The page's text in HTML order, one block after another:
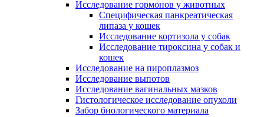
Исследование гормонов у животных
Специфическая панкреатическая
липаза у кошек
Исследование кортизола у собак
Исследование тироксина у собак и
кошек
Исследование на пироплазмоз
Исследование выпотов
Исследование вагинальных мазков
Гистологическое исследование опухоли
Забор биологического материала